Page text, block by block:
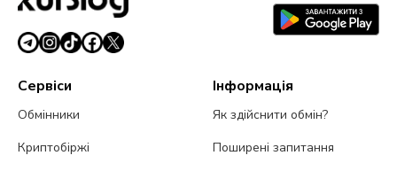
Сервіси
Обмінники
Криптобіржі
Інформація
Як здійснити обмін?
Поширені запитання